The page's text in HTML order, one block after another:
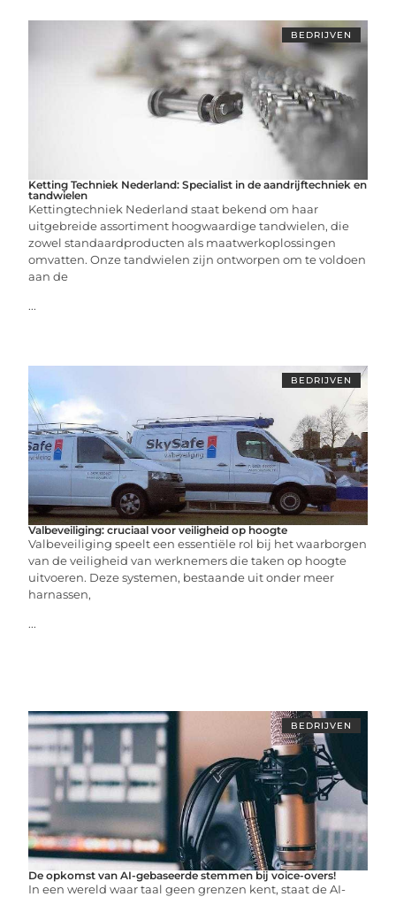
BEDRIJVEN
Ketting Techniek Nederland: Specialist in de aandrijftechniek en
tandwielen
Kettingtechniek Nederland staat bekend om haar
uitgebreide assortiment hoogwaardige tandwielen, die
zowel standaardproducten als maatwerkoplossingen
omvatten. Onze tandwielen zijn ontworpen om te voldoen
aan de
...
BEDRIJVEN
Valbeveiliging: cruciaal voor veiligheid op hoogte
Valbeveiliging speelt een essentiële rol bij het waarborgen
van de veiligheid van werknemers die taken op hoogte
uitvoeren. Deze systemen, bestaande uit onder meer
harnassen,
...
BEDRIJVEN
De opkomst van AI-gebaseerde stemmen bij voice-overs!
In een wereld waar taal geen grenzen kent, staat de AI-